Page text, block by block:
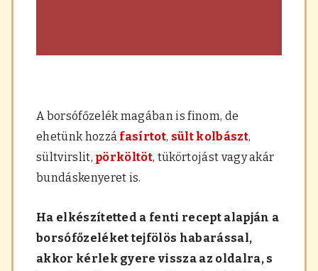
A borsófőzelék magában is finom, de
ehetünk hozzá fasírtot, sült kolbászt,
sültvirslit, pörköltöt, tükörtojást vagy akár
bundáskenyeret is.
Ha elkészítetted a fenti recept alapján a
borsófőzeléket tejfölös habarással,
akkor kérlek gyere vissza az oldalra, s